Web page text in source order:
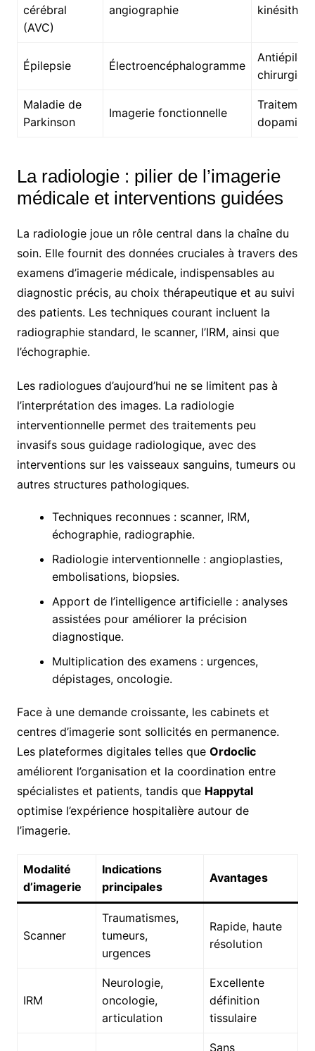
cérébral
(AVC)
angiographie
Épilepsie Électroencéphalogramme
chirurgie
Maladie de
Parkinson
Imagerie fonctionnelle
La radiologie : pilier de l’imagerie
médicale et interventions guidées
La radiologie joue un rôle central dans la chaîne du
soin. Elle fournit des données cruciales à travers des
examens d’imagerie médicale, indispensables au
diagnostic précis, au choix thérapeutique et au suivi
des patients. Les techniques courant incluent la
radiographie standard, le scanner, l’IRM, ainsi que
l’échographie.
Les radiologues d’aujourd’hui ne se limitent pas à
l’interprétation des images. La radiologie
interventionnelle permet des traitements peu
invasifs sous guidage radiologique, avec des
interventions sur les vaisseaux sanguins, tumeurs ou
autres structures pathologiques.
Techniques reconnues : scanner, IRM,
échographie, radiographie.
Radiologie interventionnelle : angioplasties,
embolisations, biopsies.
Apport de l’intelligence artificielle : analyses
assistées pour améliorer la précision
diagnostique.
Multiplication des examens : urgences,
dépistages, oncologie.
Face à une demande croissante, les cabinets et
centres d’imagerie sont sollicités en permanence.
Les plateformes digitales telles que Ordoclic
améliorent l’organisation et la coordination entre
spécialistes et patients, tandis que Happytal
optimise l’expérience hospitalière autour de
l’imagerie.
Modalité
d’imagerie
Indications
principales
Avantages
Scanner
Traumatismes,
tumeurs,
urgences
Rapide, haute
résolution
IRM
Neurologie,
oncologie,
articulation
Excellente
définition
tissulaire
Sans